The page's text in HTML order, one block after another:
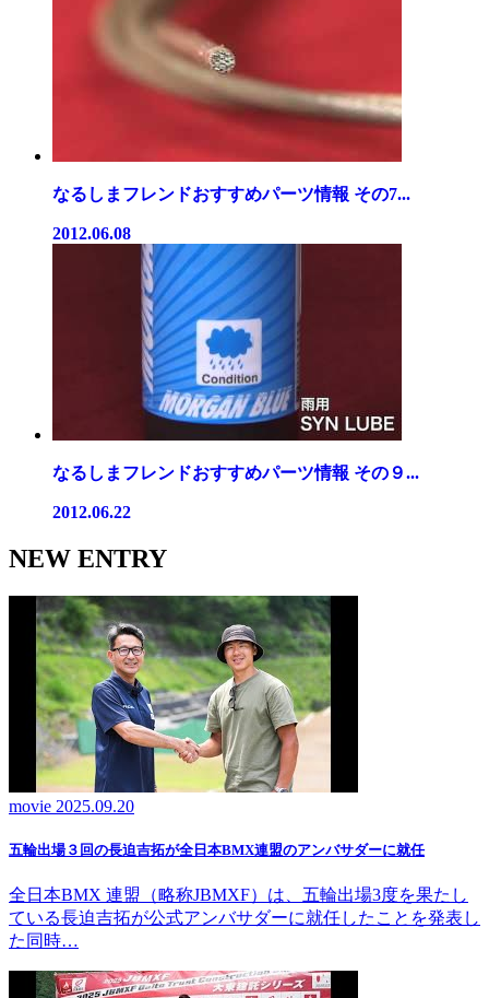
なるしまフレンドおすすめパーツ情報 その7...
2012.06.08
なるしまフレンドおすすめパーツ情報 その９...
2012.06.22
NEW ENTRY
movie 2025.09.20
五輪出場３回の長迫吉拓が全日本BMX連盟のアンバサダーに就任
全日本BMX 連盟（略称JBMXF）は、五輪出場3度を果たし
ている長迫吉拓が公式アンバサダーに就任したことを発表し
た同時…